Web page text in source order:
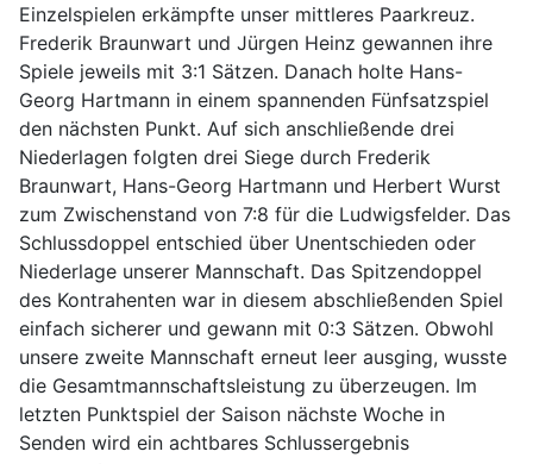
Einzelspielen erkämpfte unser mittleres Paarkreuz.
Frederik Braunwart und Jürgen Heinz gewannen ihre
Spiele jeweils mit 3:1 Sätzen. Danach holte Hans-
Georg Hartmann in einem spannenden Fünfsatzspiel
den nächsten Punkt. Auf sich anschließende drei
Niederlagen folgten drei Siege durch Frederik
Braunwart, Hans-Georg Hartmann und Herbert Wurst
zum Zwischenstand von 7:8 für die Ludwigsfelder. Das
Schlussdoppel entschied über Unentschieden oder
Niederlage unserer Mannschaft. Das Spitzendoppel
des Kontrahenten war in diesem abschließenden Spiel
einfach sicherer und gewann mit 0:3 Sätzen. Obwohl
unsere zweite Mannschaft erneut leer ausging, wusste
die Gesamtmannschaftsleistung zu überzeugen. Im
letzten Punktspiel der Saison nächste Woche in
Senden wird ein achtbares Schlussergebnis